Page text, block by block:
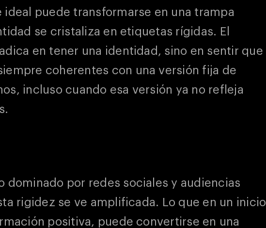
ideal puede transformarse en una trampa
se cristaliza en etiquetas rígidas. El
en tener una identidad, sino en sentir que
coherentes con una versión fija de
incluso cuando esa versión ya no refleja
dominado por redes sociales y audiencias
rigidez se ve amplificada. Lo que en un inicio
positiva, puede convertirse en una